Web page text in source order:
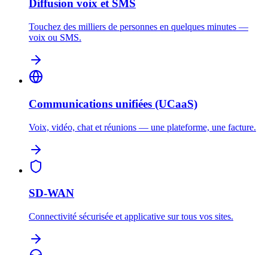
Diffusion voix et SMS
Touchez des milliers de personnes en quelques minutes —
voix ou SMS.
Communications unifiées (UCaaS)
Voix, vidéo, chat et réunions — une plateforme, une facture.
SD-WAN
Connectivité sécurisée et applicative sur tous vos sites.